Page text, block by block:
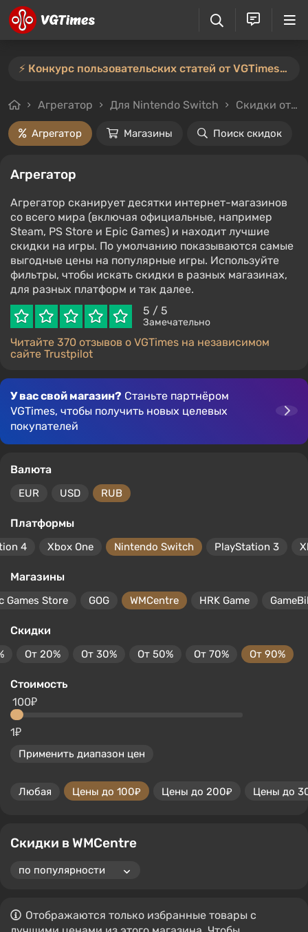
⚡️ Конкурс пользовательских статей от VGTimes продлён — участвуйте тут ⚡️
Агрегатор Для Nintendo Switch Скидки от 90%
Агрегатор Магазины Поиск скидок
Агрегатор
Агрегатор сканирует десятки интернет-магазинов
со всего мира (включая официальные, например
Steam, PS Store и Epic Games) и находит лучшие
скидки на игры. По умолчанию показываются самые
выгодные цены на популярные игры. Используйте
фильтры, чтобы искать скидки в разных магазинах,
для разных платформ и так далее.
5 / 5
Замечательно
Читайте 370 отзывов о VGTimes на независимом
сайте Trustpilot
У вас свой магазин? Станьте партнёром
VGTimes, чтобы получить новых целевых
покупателей
Валюта
EUR USD RUB
Платформы
4 Xbox One Nintendo Switch PlayStation 3
Магазины
Games Store GOG WMCentre HRK Game
Скидки
От 20% От 30% От 50% От 70% От 90%
Стоимость
1₽
100₽
Применить диапазон цен
Любая Цены до 100₽ Цены до 200₽ Цены до
Скидки в WMCentre
Отображаются только избранные товары с